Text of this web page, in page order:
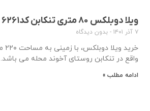
ویلا دوبلکس ۸۰ متری تنکابن کد۶۲۶۱
۷ آذر ۱۴۰۱ بدون دیدگاه
واقع در تنکابن روستای آخوند محله می باشد.
ادامه مطلب »